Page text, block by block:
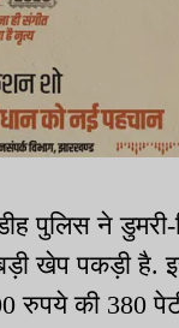
पुलिस ने डुमरी-
खेप पकड़ी है.
रुपये की 380